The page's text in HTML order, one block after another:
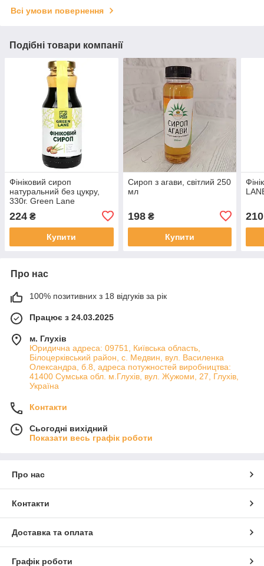
Всі умови повернення
Подібні товари компанії
Фініковий сироп
натуральний без цукру,
330г. Green Lane
224 ₴
Купити
Сироп з агави, світлий 250
мл
198₴
Купити
210
Про нас
100% позитивних з 18 відгуків за рік
Працює з 24.03.2025
м. Глухів
Юридична адреса: 09751, Київська область,
Білоцерківський район, с. Медвин, вул. Василенка
Олександра, б.8, адреса потужностей виробництва:
41400 Сумська обл. м.Глухів, вул. Жужоми, 27, Глухів,
Україна
Контакти
Сьогодні вихідний
Показати весь графік роботи
Про нас
Контакти
Доставка та оплата
Графік роботи